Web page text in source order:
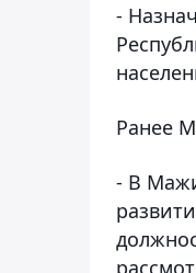
-
Ранее
- В